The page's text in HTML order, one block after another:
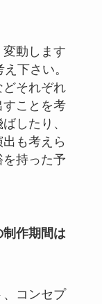
動します
下さい。
それぞれ
ことを考
したり、
も考えら
持った予
作期間は
コンセプ